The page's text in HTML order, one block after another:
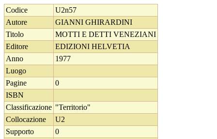
Codice
U2n57
Autore
GIANNI GHIRARDINI
Titolo
MOTTI E DETTI VENEZIANI
Editore
EDIZIONI HELVETIA
Anno
1977
Luogo
Pagine
0
ISBN
Classificazione "Territorio"
Collocazione
U2
Supporto
0